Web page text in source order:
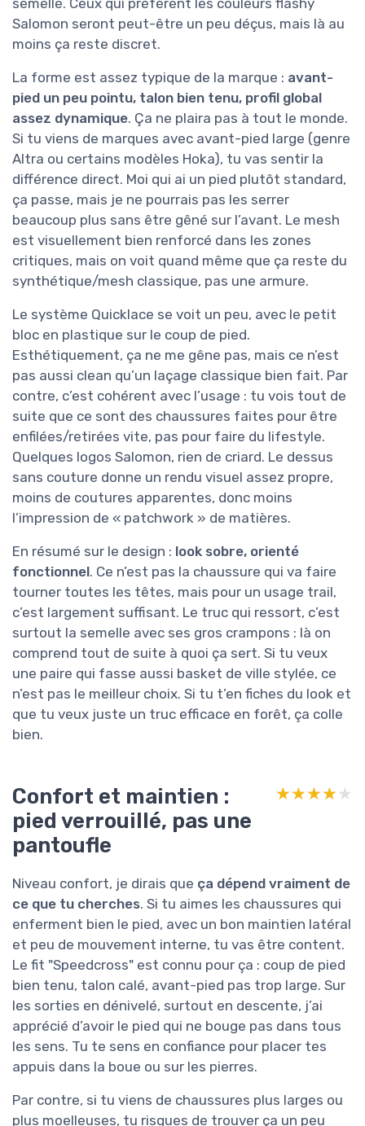
semelle. Ceux qui préfèrent les couleurs flashy
Salomon seront peut-être un peu déçus, mais là au
moins ça reste discret.
La forme est assez typique de la marque : avant-
pied un peu pointu, talon bien tenu, profil global
assez dynamique. Ça ne plaira pas à tout le monde.
Si tu viens de marques avec avant-pied large (genre
Altra ou certains modèles Hoka), tu vas sentir la
différence direct. Moi qui ai un pied plutôt standard,
ça passe, mais je ne pourrais pas les serrer
beaucoup plus sans être gêné sur l’avant. Le mesh
est visuellement bien renforcé dans les zones
critiques, mais on voit quand même que ça reste du
synthétique/mesh classique, pas une armure.
Le système Quicklace se voit un peu, avec le petit
bloc en plastique sur le coup de pied.
Esthétiquement, ça ne me gêne pas, mais ce n’est
pas aussi clean qu’un laçage classique bien fait. Par
contre, c’est cohérent avec l’usage : tu vois tout de
suite que ce sont des chaussures faites pour être
enfilées/retirées vite, pas pour faire du lifestyle.
Quelques logos Salomon, rien de criard. Le dessus
sans couture donne un rendu visuel assez propre,
moins de coutures apparentes, donc moins
l’impression de « patchwork » de matières.
En résumé sur le design : look sobre, orienté
fonctionnel. Ce n’est pas la chaussure qui va faire
tourner toutes les têtes, mais pour un usage trail,
c’est largement suffisant. Le truc qui ressort, c’est
surtout la semelle avec ses gros crampons : là on
comprend tout de suite à quoi ça sert. Si tu veux
une paire qui fasse aussi basket de ville stylée, ce
n’est pas le meilleur choix. Si tu t’en fiches du look et
que tu veux juste un truc efficace en forêt, ça colle
bien.
Confort et maintien :
pied verrouillé, pas une
pantoufle
★★★★★
★★★★★
Niveau confort, je dirais que ça dépend vraiment de
ce que tu cherches. Si tu aimes les chaussures qui
enferment bien le pied, avec un bon maintien latéral
et peu de mouvement interne, tu vas être content.
Le fit "Speedcross" est connu pour ça : coup de pied
bien tenu, talon calé, avant-pied pas trop large. Sur
les sorties en dénivelé, surtout en descente, j’ai
apprécié d’avoir le pied qui ne bouge pas dans tous
les sens. Tu te sens en confiance pour placer tes
appuis dans la boue ou sur les pierres.
Par contre, si tu viens de chaussures plus larges ou
plus moelleuses, tu risques de trouver ça un peu